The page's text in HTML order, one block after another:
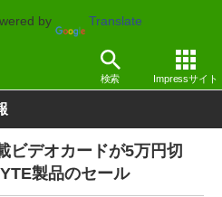
by Translate
検索 Impressサイト
ビデオカードが5万円切
製品のセール